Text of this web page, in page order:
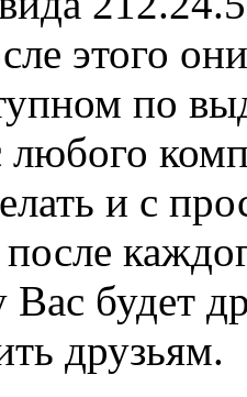
этого
по
и с
Вас будет
друзьям.